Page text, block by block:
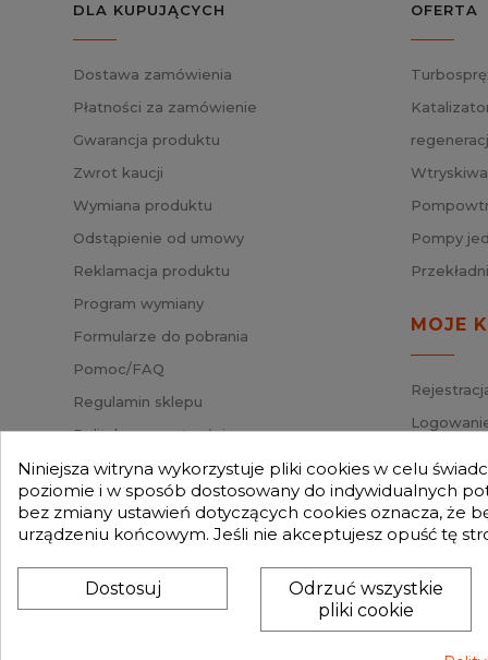
będzie
DLA KUPUJĄCYCH
Dostawa zamówienia
Płatności za zamówienie
Gwarancja produktu
Zwrot kaucji
Wymiana produktu
Odstąpienie od umowy
Reklamacja produktu
Program wymiany
Formularze do pobrania
Pomoc/FAQ
Regulamin sklepu
Polityka prywatności
Mapa strony
Nasz Blog
Słownik pojęć
Zwroty
OFERTA
Pompy
MOJE
Status
Niniejsza witryna wykorzystuje pliki cookies w celu
poziomie i w sposób dostosowany do indywidualnych
bez zmiany ustawień dotyczących cookies oznacza, że
urządzeniu końcowym. Jeśli nie akceptujesz opuść tę
Odrzuć wszystkie
pliki cookie
Dostosuj